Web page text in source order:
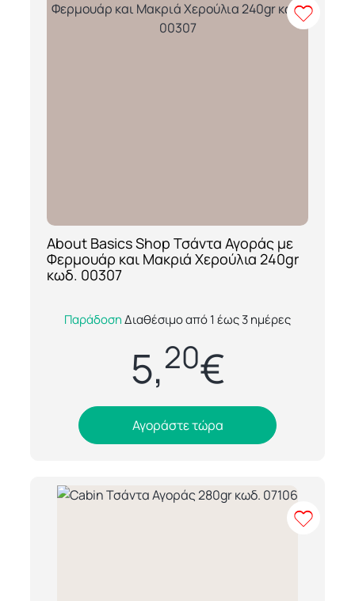
[ti_wishlists_addtowishlist loop=yes]
About Basics Shop Τσάντα Αγοράς με
Φερμουάρ και Μακριά Χερούλια 240gr
κωδ. 00307
Η About Basics Shop 00307 είναι μια
premium τσάντα αγοράς με φερμουάρ,
κατασκευασμένη από ανθεκτικό ύφασμα
240gr, ιδανικ...
ΠαράδοσηΔιαθέσιμο από 1 έως 3 ημέρες
5,20€
Αγοράστε τώρα